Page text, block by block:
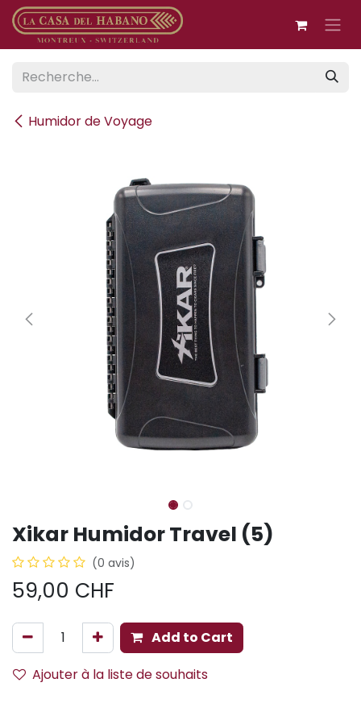
Se rendre au contenu
Humidor de Voyage
Xikar Humidor Travel (5)
(0 avis)
59,00 CHF
Add to Cart
Ajouter à la liste de souhaits